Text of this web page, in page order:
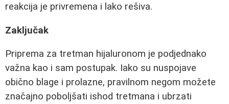
reakcija je privremena i lako rešiva.
Zaključak
Priprema za tretman hijaluronom je podjednako
važna kao i sam postupak. Iako su nuspojave
obično blage i prolazne, pravilnom negom možete
značajno poboljšati ishod tretmana i ubrzati